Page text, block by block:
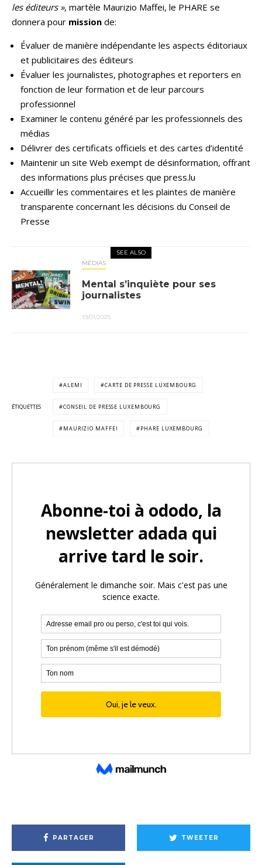
les éditeurs », martèle Maurizio Maffei, le PHARE se
donnera pour mission de:
Évaluer de manière indépendante les aspects éditoriaux
et publicitaires des éditeurs
Évaluer les journalistes, photographes et reporters en
fonction de leur formation et de leur parcours
professionnel
Examiner le contenu généré par les professionnels des
médias
Délivrer des certificats officiels et des cartes d’identité
Maintenir un site Web exempt de désinformation, offrant
des informations plus précises que press.lu
Accueillir les commentaires et les plaintes de manière
transparente concernant les décisions du Conseil de
Presse
SEE ALSO
MÉDIAS
Mental s’inquiète pour ses
journalistes
19/01/2025
ÉTIQUETTES
ALEMI CARTE DE PRESSE LUXEMBOURG
CONSEIL DE PRESSE LUXEMBOURG
MAURIZIO MAFFEI PHARE LUXEMBOURG
PARTAGER TWEETER